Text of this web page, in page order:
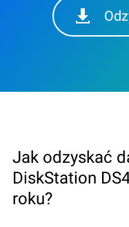
Jak odzyskać
DiskStation
roku?